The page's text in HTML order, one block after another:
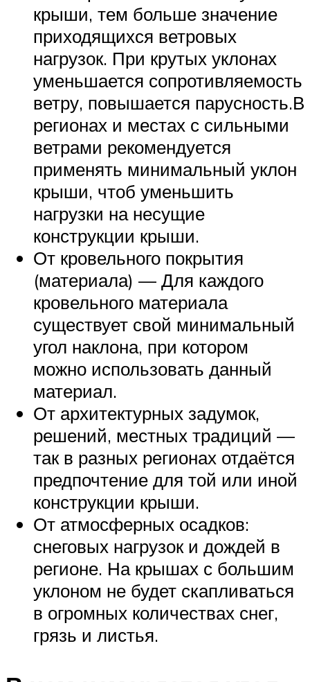
крыши, тем больше значение
приходящихся ветровых
нагрузок. При крутых уклонах
уменьшается сопротивляемость
ветру, повышается парусность.В
регионах и местах с сильными
ветрами рекомендуется
применять минимальный уклон
крыши, чтоб уменьшить
нагрузки на несущие
конструкции крыши.
От кровельного покрытия
(материала) — Для каждого
кровельного материала
существует свой минимальный
угол наклона, при котором
можно использовать данный
материал.
От архитектурных задумок,
решений, местных традиций —
так в разных регионах отдаётся
предпочтение для той или иной
конструкции крыши.
От атмосферных осадков:
снеговых нагрузок и дождей в
регионе. На крышах с большим
уклоном не будет скапливаться
в огромных количествах снег,
грязь и листья.